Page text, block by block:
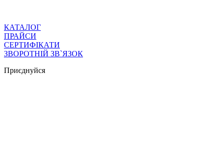
КАТАЛОГ
ПРАЙСИ
СЕРТИФІКАТИ
ЗВОРОТНІЙ ЗВ`ЯЗОК
Приєднуйся